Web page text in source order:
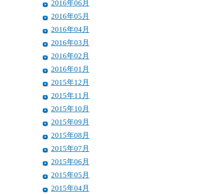
2016年06月
2016年05月
2016年04月
2016年03月
2016年02月
2016年01月
2015年12月
2015年11月
2015年10月
2015年09月
2015年08月
2015年07月
2015年06月
2015年05月
2015年04月